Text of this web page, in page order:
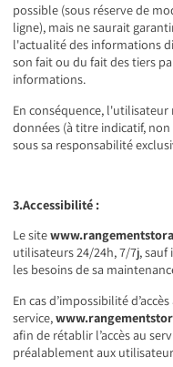
possible (sous réserve de
ligne), mais ne saurait
l'actualité des informations
son fait ou du fait des tiers
informations.
En conséquence,
données (à titre indicatif,
sous sa responsabilité
3.Accessibilité :
Le site
utilisateurs 24/24h, 7/7j,
les besoins de sa
En cas d’impossibilité d’accès
service,
afin de rétablir l’accès au
préalablement aux